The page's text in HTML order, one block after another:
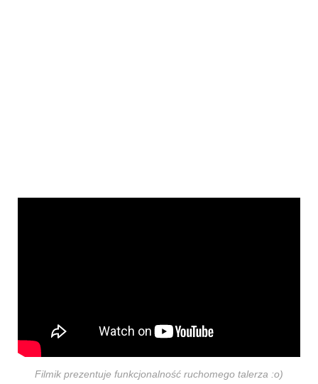
Filmik prezentuje funkcjonalność ruchomego talerza :o)